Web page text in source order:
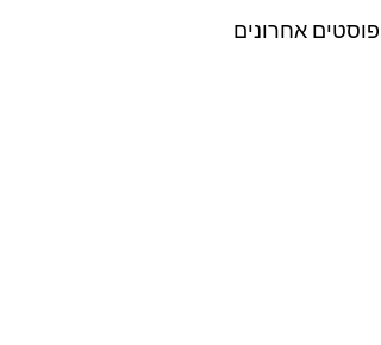
פוסטים אחרונים